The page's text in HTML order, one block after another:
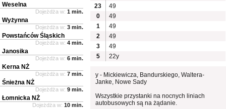
23
49
0
49
1
49
2
49
3
49
5
22y
y - Mickiewicza, Bandurskiego, Waltera-
Janke, Nowe Sady
Wszystkie przystanki na nocnych liniach
autobusowych są na żądanie.
Weselna
Dojeżdża w: 1 min.
Wyżynna
Dojeżdża w: 3 min.
Powstańców Śląskich
Dojeżdża w: 4 min.
Janosika
Dojeżdża w: 6 min.
Kerna NŻ
Dojeżdża w: 7 min.
Śnieżna NŻ
Dojeżdża w: 9 min.
Łomnicka NŻ
Dojeżdża w: 10 min.